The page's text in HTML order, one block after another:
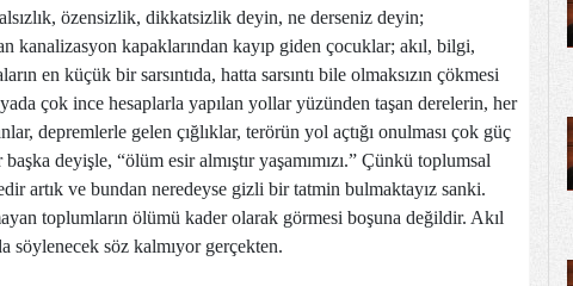
özensizlik, dikkatsizlik deyin, ne derseniz deyin;
kanalizasyon kapaklarından kayıp giden çocuklar; akıl, bilgi,
en küçük bir sarsıntıda, hatta sarsıntı bile olmaksızın çökmesi
çok ince hesaplarla yapılan yollar yüzünden taşan derelerin, her
depremlerle gelen çığlıklar, terörün yol açtığı onulması çok güç
başka deyişle, “ölüm esir almıştır yaşamımızı.” Çünkü toplumsal
artık ve bundan neredeyse gizli bir tatmin bulmaktayız sanki.
toplumların ölümü kader olarak görmesi boşuna değildir. Akıl
söylenecek söz kalmıyor gerçekten.